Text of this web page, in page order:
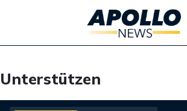
Unterstützen